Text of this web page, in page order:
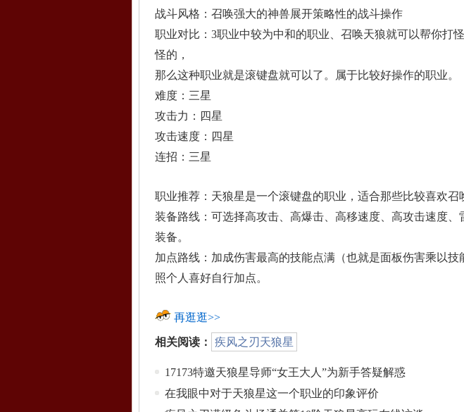
战斗风格：召唤强大的神兽展开策略性的战斗操作
职业对比：3职业中较为中和的职业、召唤天狼就可以帮你打
怪的，
那么这种职业就是滚键盘就可以了。属于比较好操作的职业。
难度：三星
攻击力：四星
攻击速度：四星
连招：三星
职业推荐：天狼星是一个滚键盘的职业，适合那些比较喜欢召
装备路线：可选择高攻击、高爆击、高移速度、高攻击速度、
装备。
加点路线：加成伤害最高的技能点满（也就是面板伤害乘以
照个人喜好自行加点。
再逛逛>>
相关阅读： 疾风之刃天狼星
17173特邀天狼星导师“女王大人”为新手答疑解惑
在我眼中对于天狼星这一个职业的印象评价